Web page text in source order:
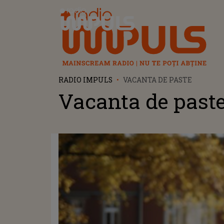
Radio Impuls
RADIO IMPULS VACANTA DE PASTE
Vacanta de